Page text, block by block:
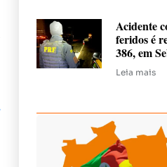
Acidente
feridos é
386, em
Leia mais